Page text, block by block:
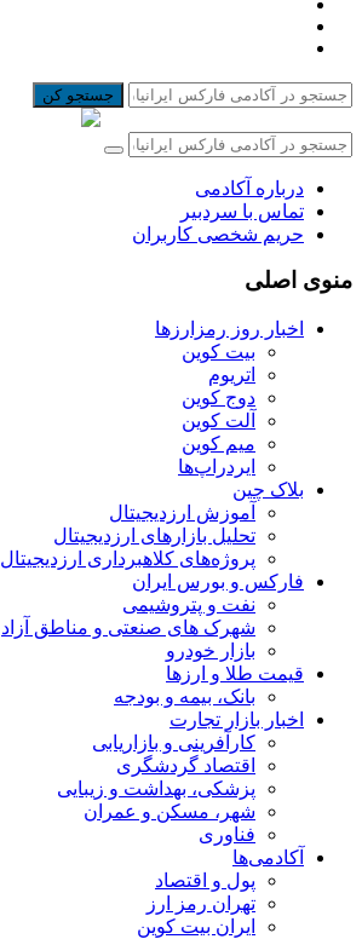
جستجو کن
درباره آکادمی
تماس با سردبیر
حریم شخصی کاربران
منوی اصلی
اخبار روز رمزارزها
بیت کوین
اتریوم
دوج کوین
آلت کوین
میم کوین‌
ایردراپ‌ها
بلاک چین
آموزش ارزدیجیتال
تحلیل بازارهای ارزدیجیتال
پروژه‌های کلاهبرداری ارزدیجیتال
فارکس و بورس ایران
نفت و پتروشیمی
شهرک های صنعتی و مناطق آزاد
بازار خودرو
قیمت طلا و ارزها
بانک، بیمه و بودجه
اخبار بازار تجارت
کارآفرینی و بازاریابی
اقتصاد گردشگری
پزشکی، بهداشت و زیبایی
شهر، مسکن و عمران
فناوری
آکادمی‌ها
پول و اقتصاد
تهران رمز ارز
ایران بیت کوین